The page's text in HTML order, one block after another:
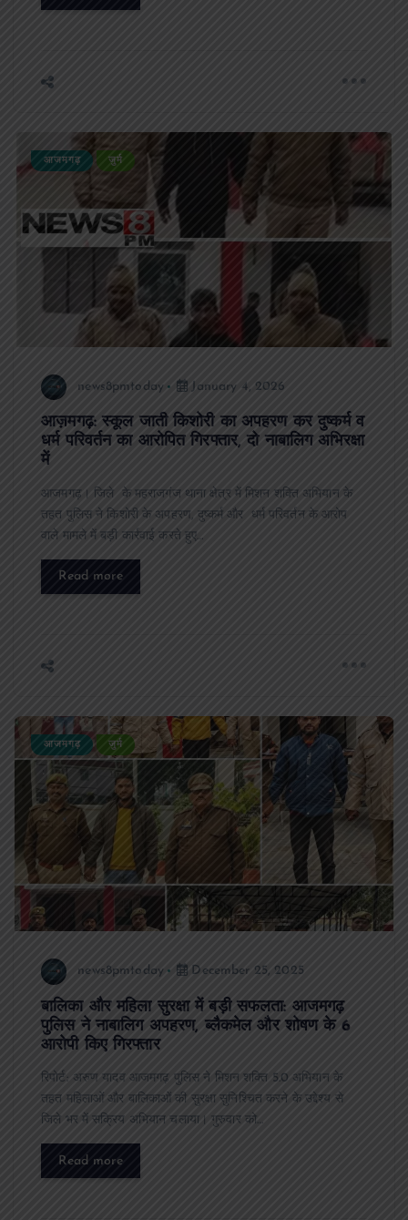
आजमगढ़ जुर्म
news8pmtoday January 4, 2026
आज़मगढ़: स्कूल जाती किशोरी का अपहरण कर दुष्कर्म व
धर्म परिवर्तन का आरोपित गिरफ्तार, दो नाबालिग अभिरक्षा
में
आजमगढ़। जिले के महराजगंज थाना क्षेत्र में मिशन शक्ति अभियान के
तहत पुलिस ने किशोरी के अपहरण, दुष्कर्म और धर्म परिवर्तन के आरोप
वाले मामले में बड़ी कार्रवाई करते हुए…
Read more
आजमगढ़ जुर्म
news8pmtoday December 25, 2025
बालिका और महिला सुरक्षा में बड़ी सफलता: आजमगढ़
पुलिस ने नाबालिग अपहरण, ब्लैकमेल और शोषण के 6
आरोपी किए गिरफ्तार
रिपोर्ट: अरुण यादव आजमगढ़ पुलिस ने मिशन शक्ति 5.0 अभियान के
तहत महिलाओं और बालिकाओं की सुरक्षा सुनिश्चित करने के उद्देश्य से
जिले भर में सक्रिय अभियान चलाया। गुरुवार को…
Read more